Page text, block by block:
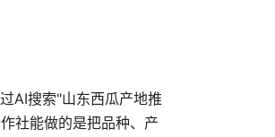
AI搜索"山东西瓜产地推
社能做的是把品种、产